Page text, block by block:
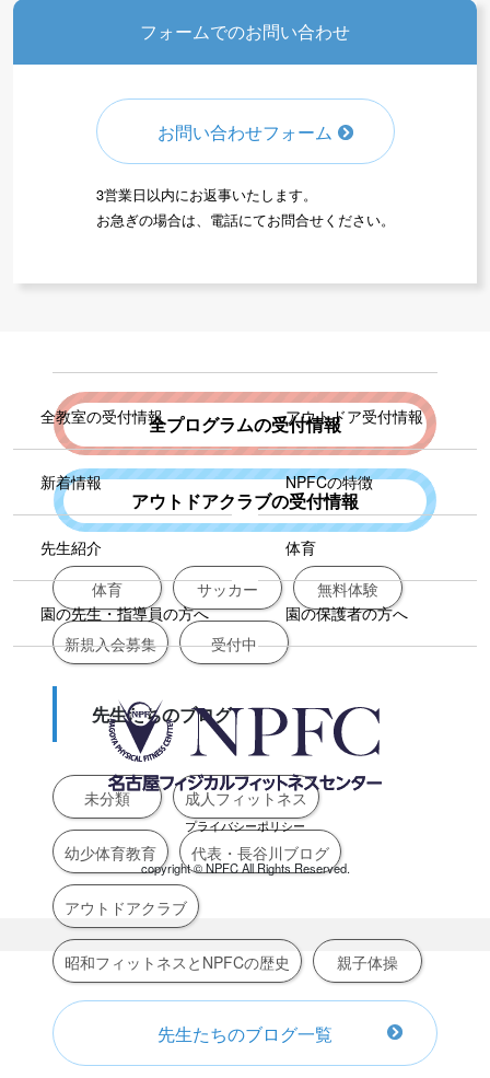
全プログラムの受付情報
アウトドアクラブの受付情報
体育 サッカー 無料体験
新規入会募集 受付中
先生たちのブログ
未分類 成人フィットネス
幼少体育教育 代表・長谷川ブログ
アウトドアクラブ
昭和フィットネスとNPFCの歴史 親子体操
先生たちのブログ一覧
フォームでのお問い合わせ
お問い合わせフォーム
3営業日以内にお返事いたします。
お急ぎの場合は、電話にてお問合せください。
全教室の受付情報 アウトドア受付情報
新着情報 NPFCの特徴
先生紹介 体育
園の先生・指導員の方へ 園の保護者の方へ
プライバシーポリシー
copyright ©︎ NPFC All Rights Reserved.